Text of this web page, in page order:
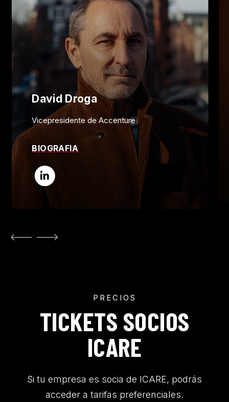
David Droga
Vicepresidente de Accenture
BIOGRAFIA
PRECIOS
TICKETS SOCIOS
ICARE
Si tu empresa es socia de ICARE, podrás
acceder a tarifas preferenciales.